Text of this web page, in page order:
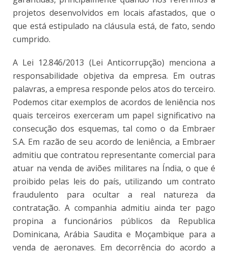
projetos desenvolvidos em locais afastados, que o
que está estipulado na cláusula está, de fato, sendo
cumprido.
A Lei 12.846/2013 (Lei Anticorrupção) menciona a
responsabilidade objetiva da empresa. Em outras
palavras, a empresa responde pelos atos do terceiro.
Podemos citar exemplos de acordos de leniência nos
quais terceiros exerceram um papel significativo na
consecução dos esquemas, tal como o da Embraer
S.A. Em razão de seu acordo de leniência, a Embraer
admitiu que contratou representante comercial para
atuar na venda de aviões militares na Índia, o que é
proibido pelas leis do país, utilizando um contrato
fraudulento para ocultar a real natureza da
contratação. A companhia admitiu ainda ter pago
propina a funcionários públicos da Republica
Dominicana, Arábia Saudita e Moçambique para a
venda de aeronaves. Em decorrência do acordo a